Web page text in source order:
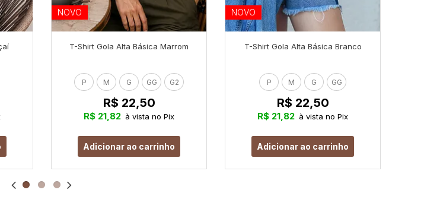
NOVO
T-Shirt Gola Alta Básica Marrom
P M G GG G2
R$ 22,50
R$ 21,82 à vista no Pix
Adicionar ao carrinho
NOVO
T-Shirt Gola Alta Básica Branco
P M G GG
R$ 22,50
R$ 21,82 à vista no Pix
Adicionar ao carrinho